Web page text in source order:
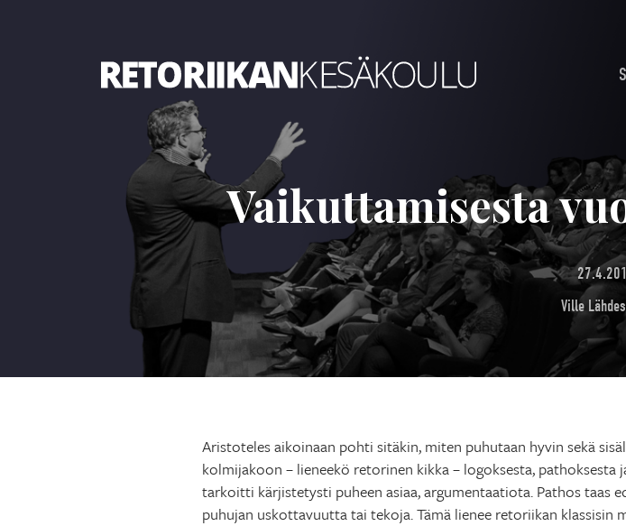
Vaikuttamisesta
Ville
Aristoteles aikoinaan pohti sitäkin, miten puhutaan hyvin sekä
kolmijakoon – lieneekö retorinen kikka – logoksesta, pathoksesta
tarkoitti kärjistetysti puheen asiaa, argumentaatiota. Pathos taas
puhujan uskottavuutta tai tekoja. Tämä lienee retoriikan klassisin